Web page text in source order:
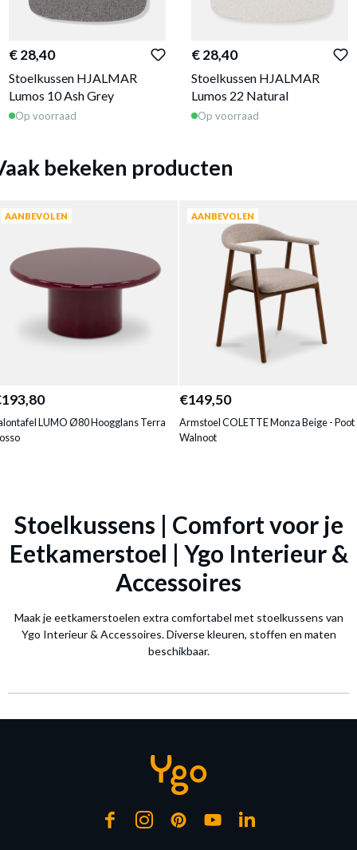
€ 28,40
Stoelkussen HJALMAR
Lumos 10 Ash Grey
Op voorraad
€ 28,40
Stoelkussen HJALMAR
Lumos 22 Natural
Op voorraad
bekeken producten
AANBEVOLEN
LUMO Ø80 Hoogglans Terra
AANBEVOLEN
€149,50
Armstoel COLETTE Monza Beige - Poot
Walnoot
Stoelkussens | Comfort voor je
Eetkamerstoel | Ygo Interieur &
Accessoires
Maak je eetkamerstoelen extra comfortabel met stoelkussens van
Ygo Interieur & Accessoires. Diverse kleuren, stoffen en maten
beschikbaar.